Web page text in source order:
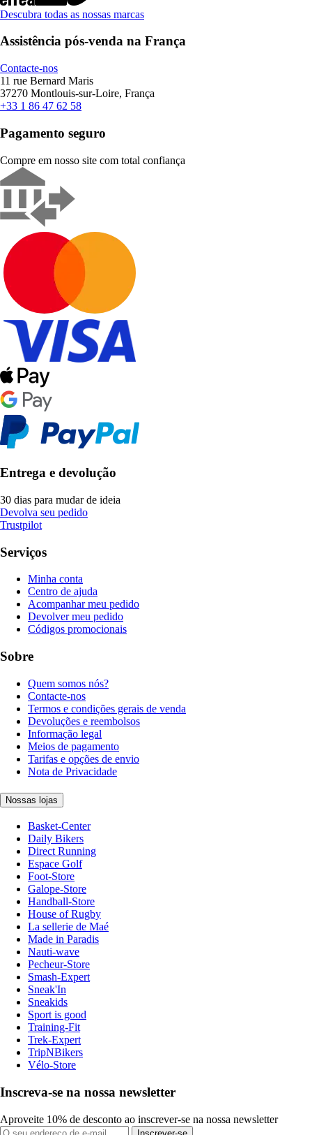
Descubra todas as nossas marcas
Assistência pós-venda na França
Contacte-nos
11 rue Bernard Maris
37270 Montlouis-sur-Loire, França
+33 1 86 47 62 58
Pagamento seguro
Compre em nosso site com total confiança
Entrega e devolução
30 dias para mudar de ideia
Devolva seu pedido
Trustpilot
Serviços
Minha conta
Centro de ajuda
Acompanhar meu pedido
Devolver meu pedido
Códigos promocionais
Sobre
Quem somos nós?
Contacte-nos
Termos e condições gerais de venda
Devoluções e reembolsos
Informação legal
Meios de pagamento
Tarifas e opções de envio
Nota de Privacidade
Nossas lojas
Basket-Center
Daily Bikers
Direct Running
Espace Golf
Foot-Store
Galope-Store
Handball-Store
House of Rugby
La sellerie de Maé
Made in Paradis
Nauti-wave
Pecheur-Store
Smash-Expert
Sneak'In
Sneakids
Sport is good
Training-Fit
Trek-Expert
TripNBikers
Vélo-Store
Inscreva-se na nossa newsletter
Aproveite 10% de desconto ao inscrever-se na nossa newsletter